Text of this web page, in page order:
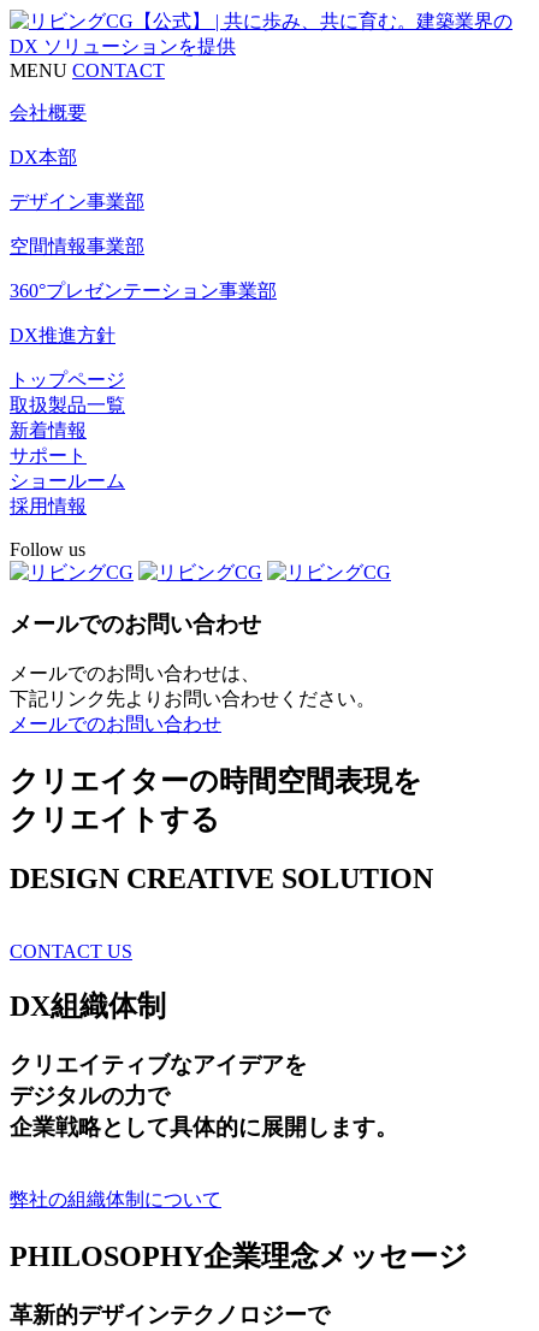
MENU CONTACT
会社概要
DX本部
デザイン事業部
空間情報事業部
360°プレゼンテーション事業部
DX推進方針
トップページ
取扱製品一覧
新着情報
サポート
ショールーム
採用情報
Follow us
メールでのお問い合わせ
メールでのお問い合わせは、
下記リンク先よりお問い合わせください。
メールでのお問い合わせ
クリエイターの時間空間表現を
クリエイトする
DESIGN CREATIVE SOLUTION
CONTACT US
DX組織体制
クリエイティブなアイデアを
デジタルの力で
企業戦略として具体的に展開します。
弊社の組織体制について
PHILOSOPHY企業理念メッセージ
革新的デザインテクノロジーで